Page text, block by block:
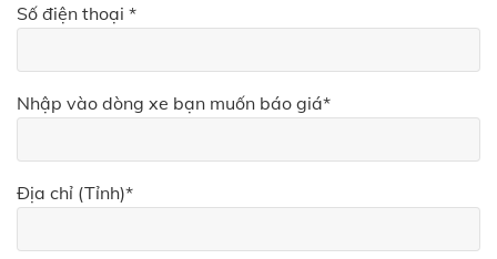
Số điện thoại *
Nhập vào dòng xe bạn muốn báo giá*
Địa chỉ (Tỉnh)*